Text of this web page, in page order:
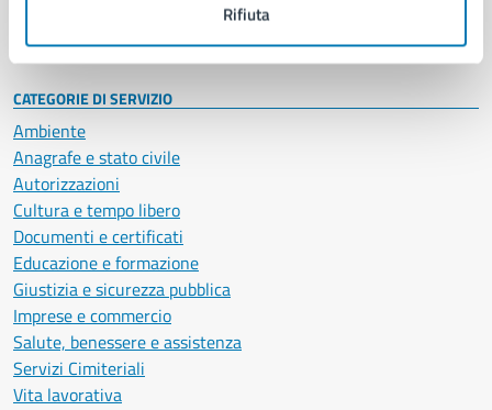
Rifiuta
Intranet, posta aziendale e protocollo
CATEGORIE DI SERVIZIO
Ambiente
Anagrafe e stato civile
Autorizzazioni
Cultura e tempo libero
Documenti e certificati
Educazione e formazione
Giustizia e sicurezza pubblica
Imprese e commercio
Salute, benessere e assistenza
Servizi Cimiteriali
Vita lavorativa